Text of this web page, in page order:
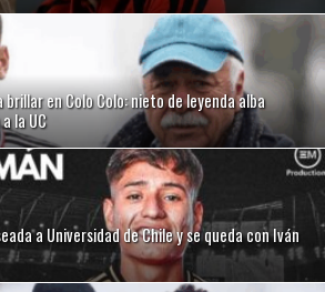
brillar en Colo Colo: nieto de leyenda alba
la UC
a Universidad de Chile y se queda con Iván